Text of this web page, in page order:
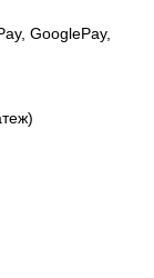
GooglePay,